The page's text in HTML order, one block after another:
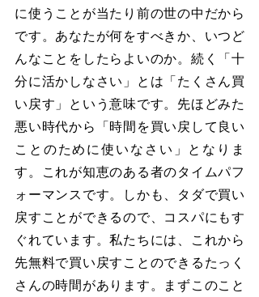
に使うことが当たり前の世の中だから
です。あなたが何をすべきか、いつど
んなことをしたらよいのか。続く「十
分に活かしなさい」とは「たくさん買
い戻す」という意味です。先ほどみた
悪い時代から「時間を買い戻して良い
ことのために使いなさい」となりま
す。これが知恵のある者のタイムパフ
ォーマンスです。しかも、タダで買い
戻すことができるので、コスパにもす
ぐれています。私たちには、これから
先無料で買い戻すことのできるたっく
さんの時間があります。まずこのこと